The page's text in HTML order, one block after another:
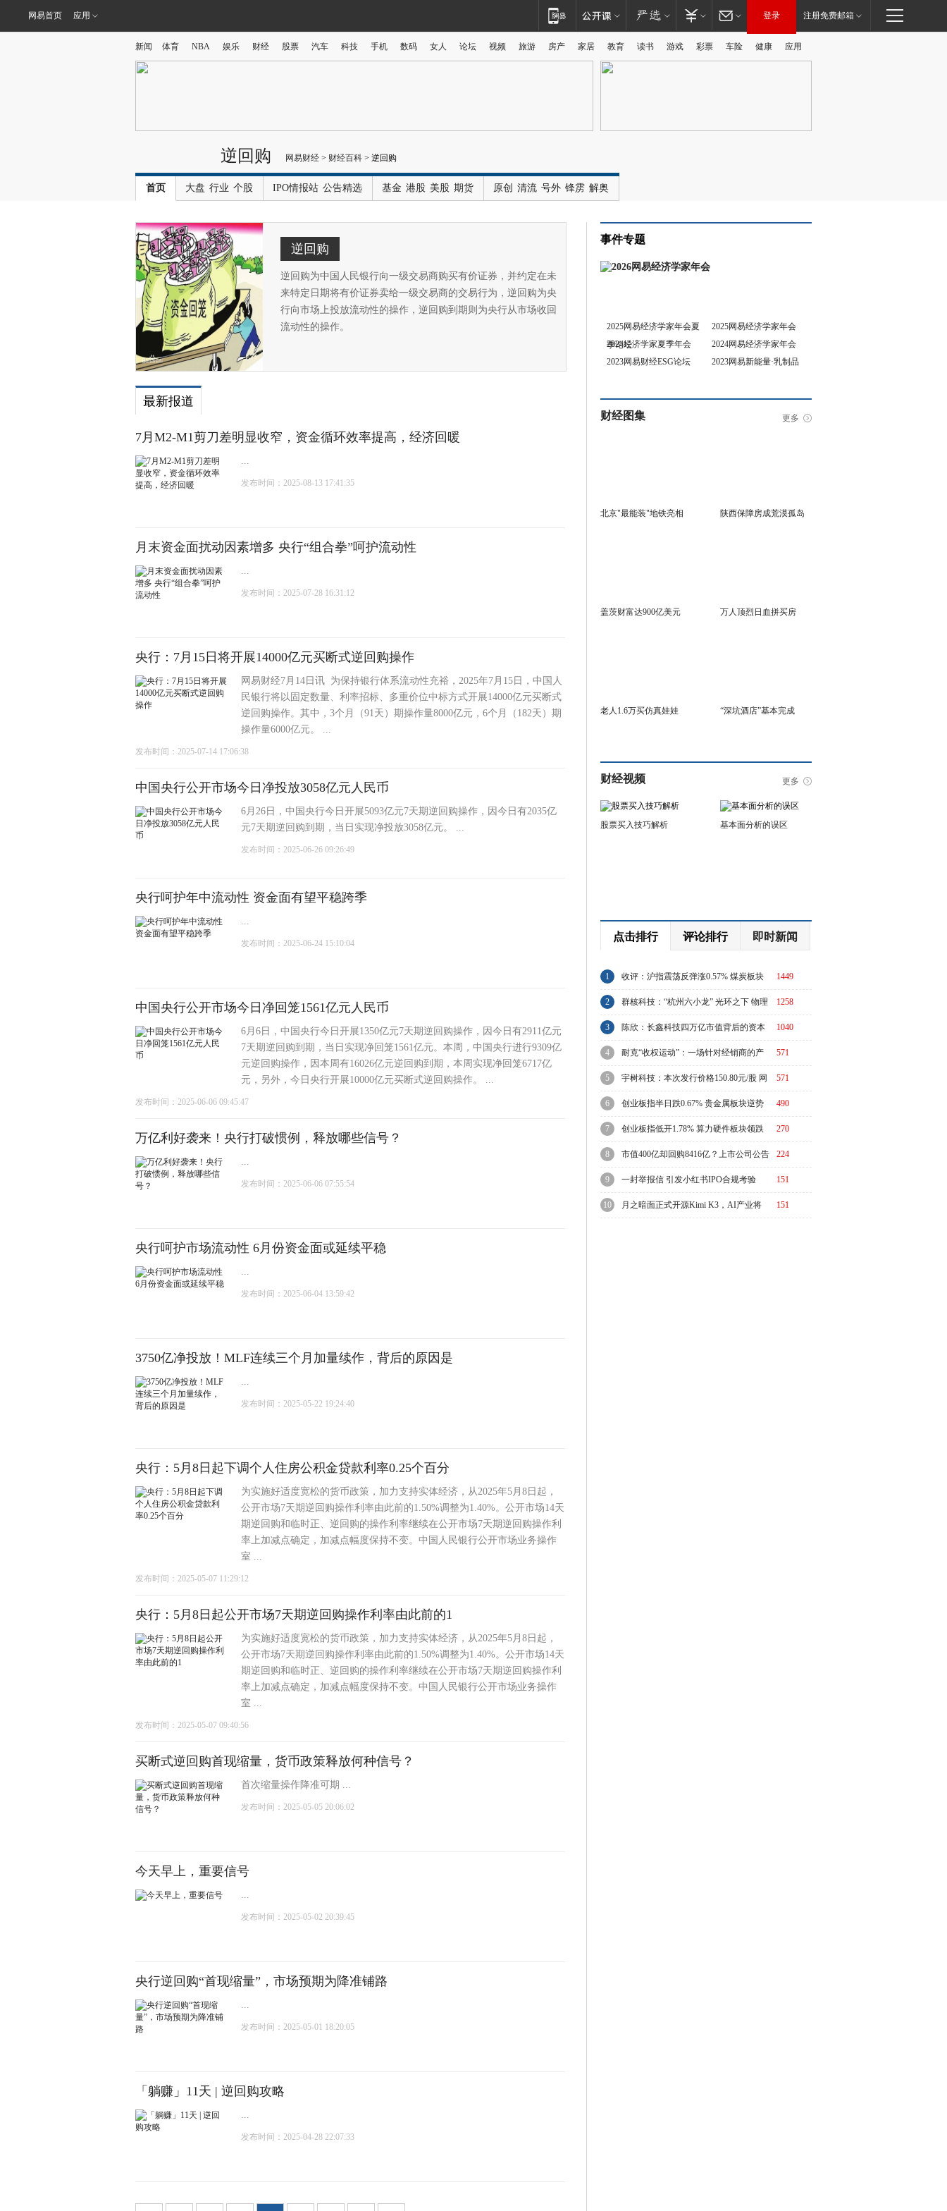
网易首页 应用 登录 注册免费邮箱
新闻 体育 NBA 娱乐 财经 股票 汽车 科技 手机 数码 女人 论坛 视频 旅游 房产 家居 教育 读书 游戏 彩票 车险 健康 应用
逆回购 网易财经 > 财经百科 > 逆回购
首页 大盘 行业 个股 IPO情报站 公告精选 基金 港股 美股 期货 原创 清流 号外 锋雳 解奥
逆回购
逆回购为中国人民银行向一级交易商购买有价证券，并约定在未
来特定日期将有价证券卖给一级交易商的交易行为，逆回购为央
行向市场上投放流动性的操作，逆回购到期则为央行从市场收回
流动性的操作。
最新报道
7月M2-M1剪刀差明显收窄，资金循环效率提高，经济回暖
...
发布时间：2025-08-13 17:41:35
月末资金面扰动因素增多 央行“组合拳”呵护流动性
...
发布时间：2025-07-28 16:31:12
央行：7月15日将开展14000亿元买断式逆回购操作
网易财经7月14日讯 为保持银行体系流动性充裕，2025年7月15日，中国人
民银行将以固定数量、利率招标、多重价位中标方式开展14000亿元买断式
逆回购操作。其中，3个月（91天）期操作量8000亿元，6个月（182天）期
操作量6000亿元。 ...
发布时间：2025-07-14 17:06:38
中国央行公开市场今日净投放3058亿元人民币
6月26日，中国央行今日开展5093亿元7天期逆回购操作，因今日有2035亿
元7天期逆回购到期，当日实现净投放3058亿元。 ...
发布时间：2025-06-26 09:26:49
央行呵护年中流动性 资金面有望平稳跨季
...
发布时间：2025-06-24 15:10:04
中国央行公开市场今日净回笼1561亿元人民币
6月6日，中国央行今日开展1350亿元7天期逆回购操作，因今日有2911亿元
7天期逆回购到期，当日实现净回笼1561亿元。本周，中国央行进行9309亿
元逆回购操作，因本周有16026亿元逆回购到期，本周实现净回笼6717亿
元，另外，今日央行开展10000亿元买断式逆回购操作。 ...
发布时间：2025-06-06 09:45:47
万亿利好袭来！央行打破惯例，释放哪些信号？
...
发布时间：2025-06-06 07:55:54
央行呵护市场流动性 6月份资金面或延续平稳
...
发布时间：2025-06-04 13:59:42
3750亿净投放！MLF连续三个月加量续作，背后的原因是
...
发布时间：2025-05-22 19:24:40
央行：5月8日起下调个人住房公积金贷款利率0.25个百分
为实施好适度宽松的货币政策，加力支持实体经济，从2025年5月8日起，
公开市场7天期逆回购操作利率由此前的1.50%调整为1.40%。公开市场14天
期逆回购和临时正、逆回购的操作利率继续在公开市场7天期逆回购操作利
率上加减点确定，加减点幅度保持不变。中国人民银行公开市场业务操作
室 ...
发布时间：2025-05-07 11:29:12
央行：5月8日起公开市场7天期逆回购操作利率由此前的1
为实施好适度宽松的货币政策，加力支持实体经济，从2025年5月8日起，
公开市场7天期逆回购操作利率由此前的1.50%调整为1.40%。公开市场14天
期逆回购和临时正、逆回购的操作利率继续在公开市场7天期逆回购操作利
率上加减点确定，加减点幅度保持不变。中国人民银行公开市场业务操作
室 ...
发布时间：2025-05-07 09:40:56
买断式逆回购首现缩量，货币政策释放何种信号？
首次缩量操作降准可期 ...
发布时间：2025-05-05 20:06:02
今天早上，重要信号
...
发布时间：2025-05-02 20:39:45
央行逆回购“首现缩量”，市场预期为降准铺路
...
发布时间：2025-05-01 18:20:05
「躺赚」11天 | 逆回购攻略
...
发布时间：2025-04-28 22:07:33
事件专题
2025网易经济学家年会夏
季论坛
2025网易经济学家年会
2024经济学家夏季年会
2024网易经济学家年会
2023网易财经ESG论坛
2023网易新能量·乳制品
财经图集 更多
北京"最能装"地铁亮相 陕西保障房成荒漠孤岛
盖茨财富达900亿美元 万人顶烈日血拼买房
老人1.6万买仿真娃娃 “深坑酒店”基本完成
财经视频 更多
股票买入技巧解析 基本面分析的误区
点击排行 评论排行 即时新闻
1449
1 收评：沪指震荡反弹涨0.57% 煤炭板块
集体走强 1258
2 群核科技：“杭州六小龙” 光环之下 物理
AI故事有水分吗？ 1040
3 陈欣：长鑫科技四万亿市值背后的资本
与周期 571
4 耐克“收权运动”：一场针对经销商的产
业链价值重估 571
5 宇树科技：本次发行价格150.80元/股 网
上申购日为8月10日 490
6 创业板指半日跌0.67% 贵金属板块逆势
走强 270
7 创业板指低开1.78% 算力硬件板块领跌
224
8 市值400亿却回购8416亿？上市公司公告
上演"万倍乌龙" 151
9 一封举报信 引发小红书IPO合规考验
151
10 月之暗面正式开源Kimi K3，AI产业将